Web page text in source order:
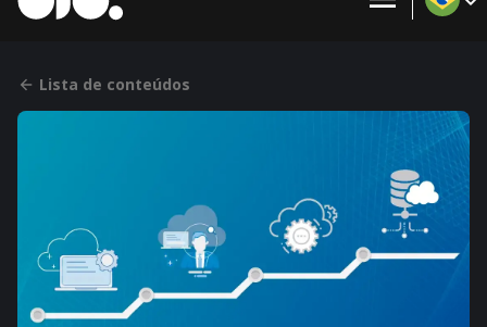
Lista de conteúdos